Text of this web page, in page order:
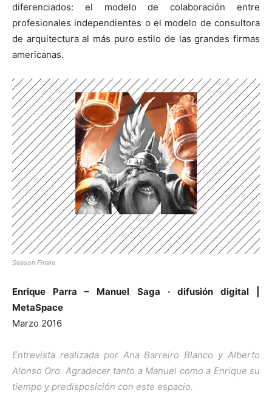
diferenciados: el modelo de colaboración entre
profesionales independientes o el modelo de consultora
de arquitectura al más puro estilo de las grandes firmas
americanas.
Season Finale
Enrique Parra – Manuel Saga · difusión digital |
MetaSpace
Marzo 2016
Entrevista realizada por Ana Barreiro Blanco y Alberto
Alonso Oro. Agradecer tanto a Manuel como a Enrique su
tiempo y predisposición con este espacio.